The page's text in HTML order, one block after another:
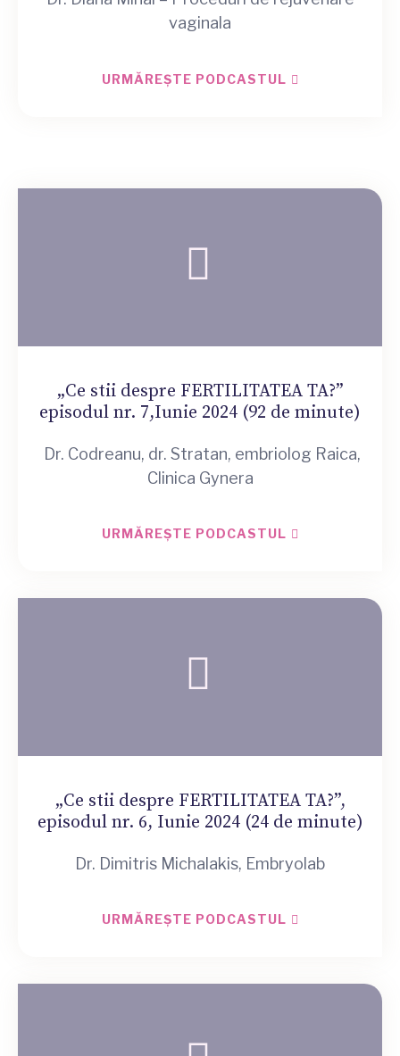
vaginala
URMĂREȘTE PODCASTUL
„Ce stii despre FERTILITATEA TA?”
episodul nr. 7,Iunie 2024 (92 de minute)
Dr. Codreanu, dr. Stratan, embriolog Raica,
Clinica Gynera
URMĂREȘTE PODCASTUL
„Ce stii despre FERTILITATEA TA?”,
episodul nr. 6, Iunie 2024 (24 de minute)
Dr. Dimitris Michalakis, Embryolab
URMĂREȘTE PODCASTUL